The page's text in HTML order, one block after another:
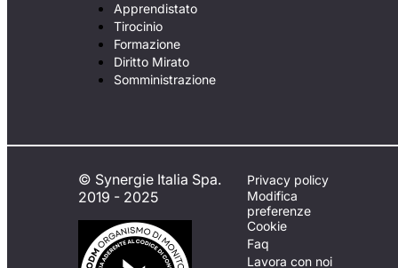
Apprendistato
Tirocinio
Formazione
Diritto Mirato
Somministrazione
© Synergie Italia Spa.
2019 - 2025
Privacy policy
Modifica
preferenze
Cookie
Faq
Lavora con noi